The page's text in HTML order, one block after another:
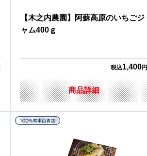
【木之内農園】阿蘇高原のいちごジ
ャム400ｇ
税込1,400円
商品詳細